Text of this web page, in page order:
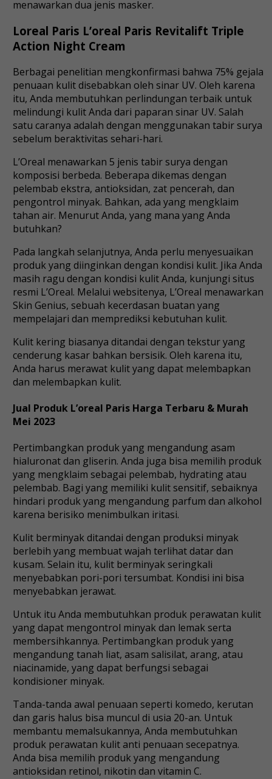
menawarkan dua jenis masker.
Loreal Paris L’oreal Paris Revitalift Triple
Action Night Cream
Berbagai penelitian mengkonfirmasi bahwa 75% gejala
penuaan kulit disebabkan oleh sinar UV. Oleh karena
itu, Anda membutuhkan perlindungan terbaik untuk
melindungi kulit Anda dari paparan sinar UV. Salah
satu caranya adalah dengan menggunakan tabir surya
sebelum beraktivitas sehari-hari.
L’Oreal menawarkan 5 jenis tabir surya dengan
komposisi berbeda. Beberapa dikemas dengan
pelembab ekstra, antioksidan, zat pencerah, dan
pengontrol minyak. Bahkan, ada yang mengklaim
tahan air. Menurut Anda, yang mana yang Anda
butuhkan?
Pada langkah selanjutnya, Anda perlu menyesuaikan
produk yang diinginkan dengan kondisi kulit. Jika Anda
masih ragu dengan kondisi kulit Anda, kunjungi situs
resmi L’Oreal. Melalui websitenya, L’Oreal menawarkan
Skin Genius, sebuah kecerdasan buatan yang
mempelajari dan memprediksi kebutuhan kulit.
Kulit kering biasanya ditandai dengan tekstur yang
cenderung kasar bahkan bersisik. Oleh karena itu,
Anda harus merawat kulit yang dapat melembapkan
dan melembapkan kulit.
Jual Produk L’oreal Paris Harga Terbaru & Murah
Mei 2023
Pertimbangkan produk yang mengandung asam
hialuronat dan gliserin. Anda juga bisa memilih produk
yang mengklaim sebagai pelembab, hydrating atau
pelembab. Bagi yang memiliki kulit sensitif, sebaiknya
hindari produk yang mengandung parfum dan alkohol
karena berisiko menimbulkan iritasi.
Kulit berminyak ditandai dengan produksi minyak
berlebih yang membuat wajah terlihat datar dan
kusam. Selain itu, kulit berminyak seringkali
menyebabkan pori-pori tersumbat. Kondisi ini bisa
menyebabkan jerawat.
Untuk itu Anda membutuhkan produk perawatan kulit
yang dapat mengontrol minyak dan lemak serta
membersihkannya. Pertimbangkan produk yang
mengandung tanah liat, asam salisilat, arang, atau
niacinamide, yang dapat berfungsi sebagai
kondisioner minyak.
Tanda-tanda awal penuaan seperti komedo, kerutan
dan garis halus bisa muncul di usia 20-an. Untuk
membantu memalsukannya, Anda membutuhkan
produk perawatan kulit anti penuaan secepatnya.
Anda bisa memilih produk yang mengandung
antioksidan retinol, nikotin dan vitamin C.